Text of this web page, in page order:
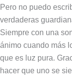
Pero no puedo
verdaderas
Siempre con una
ánimo cuando más
que es luz pura.
hacer que uno se